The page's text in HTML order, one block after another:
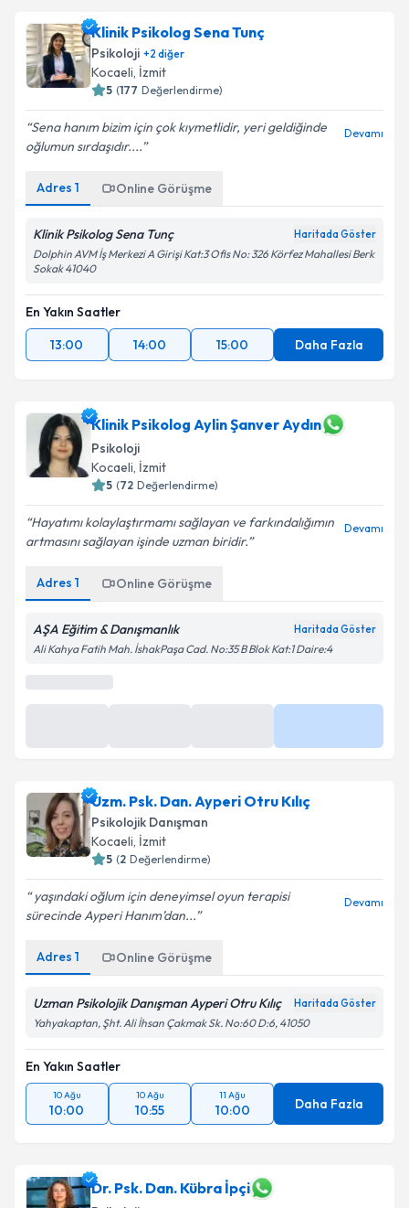
Klinik Psikolog Sena Tunç
Psikoloji +2 diğer
Kocaeli, İzmit
5 (177 Değerlendirme)
Sena hanım bizim için çok kıymetlidir, yeri geldiğinde
oğlumun sırdaşıdır....
Devamı
Adres 1 Online Görüşme
Klinik Psikolog Sena Tunç Haritada Göster
Dolphin AVM İş Merkezi A Girişi Kat:3 Ofis No: 326 Körfez Mahallesi Berk
Sokak 41040
En Yakın Saatler
13:00
14:00 15:00 Daha Fazla
Klinik Psikolog Aylin Şanver Aydın
Psikoloji
Kocaeli, İzmit
5 (72 Değerlendirme)
Hayatımı kolaylaştırmamı sağlayan ve farkındalığımın
artmasını sağlayan işinde uzman biridir.
Devamı
Adres 1 Online Görüşme
AŞA Eğitim & Danışmanlık Haritada Göster
Ali Kahya Fatih Mah. İshakPaşa Cad. No:35 B Blok Kat:1 Daire:4
Uzm. Psk. Dan. Ayperi Otru Kılıç
Psikolojik Danışman
Kocaeli, İzmit
( Değerlendirme)
yaşındaki oğlum için deneyimsel oyun terapisi
sürecinde Ayperi Hanım’dan...
Adres 1 Online Görüşme
Uzman Psikolojik Danışman Ayperi Otru Kılıç
Yahyakaptan, Şht. Ali İhsan Çakmak Sk. No:60 D:6, 41050
En Yakın Saatler
10 Ağu
10:00
10 Ağu
10:55
11 Ağu
10:00 Daha Fazla
Dr. Psk. Dan. Kübra İpçi